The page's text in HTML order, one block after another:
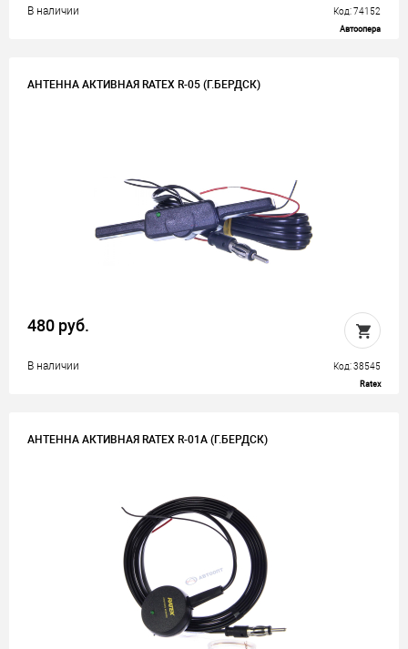
В наличии Код: 74152
Автоопера
АНТЕННА АКТИВНАЯ RATEX R-05 (Г.БЕРДСК)
480 руб.
В наличии Код: 38545
Ratex
АНТЕННА АКТИВНАЯ RATEX R-01А (Г.БЕРДСК)